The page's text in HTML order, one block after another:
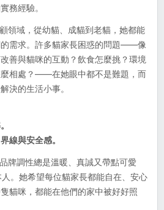
務經驗。
領域，從幼貓、成貓到老貓，她都能
需求。許多貓家長困惑的問題——像
善與貓咪的互動？飲食怎麼挑？環境
相處？——在她眼中都不是難題，而
決的生活小事。
線與安全感。
牌調性總是溫暖、真誠又帶點可愛
。她希望每位貓家長都能自在、安心
貓咪，都能在他們的家中被好好照